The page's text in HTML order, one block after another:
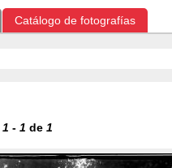
Catálogo de fotografías
1 - 1 de 1